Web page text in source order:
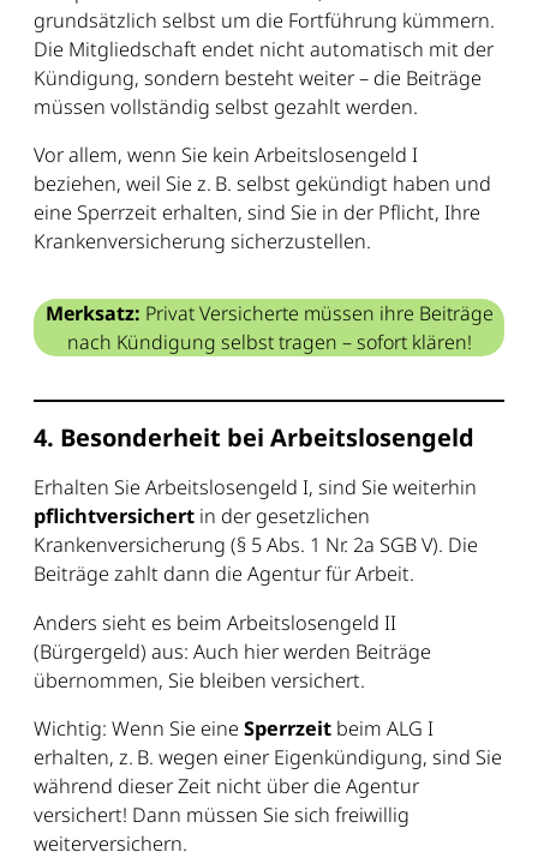
grundsätzlich selbst um die Fortführung kümmern.
Die Mitgliedschaft endet nicht automatisch mit der
Kündigung, sondern besteht weiter – die Beiträge
müssen vollständig selbst gezahlt werden.
Vor allem, wenn Sie kein Arbeitslosengeld I
beziehen, weil Sie z. B. selbst gekündigt haben und
eine Sperrzeit erhalten, sind Sie in der Pflicht, Ihre
Krankenversicherung sicherzustellen.
Merksatz: Privat Versicherte müssen ihre Beiträge
nach Kündigung selbst tragen – sofort klären!
4. Besonderheit bei Arbeitslosengeld
Erhalten Sie Arbeitslosengeld I, sind Sie weiterhin
pflichtversichert in der gesetzlichen
Krankenversicherung (§ 5 Abs. 1 Nr. 2a SGB V). Die
Beiträge zahlt dann die Agentur für Arbeit.
Anders sieht es beim Arbeitslosengeld II
(Bürgergeld) aus: Auch hier werden Beiträge
übernommen, Sie bleiben versichert.
Wichtig: Wenn Sie eine Sperrzeit beim ALG I
erhalten, z. B. wegen einer Eigenkündigung, sind Sie
während dieser Zeit nicht über die Agentur
versichert! Dann müssen Sie sich freiwillig
weiterversichern.